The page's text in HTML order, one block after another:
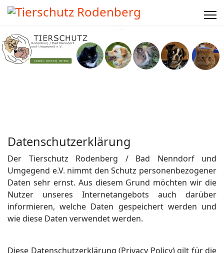
Datenschutzerklärung
Der Tierschutz Rodenberg / Bad Nenndorf und
Umgegend e.V. nimmt den Schutz personenbezogener
Daten sehr ernst. Aus diesem Grund möchten wir die
Nutzer unseres Internetangebots auch darüber
informieren, welche Daten gespeichert werden und
wie diese Daten verwendet werden.
Diese Datenschutzerklärung (Privacy Policy) gilt für die